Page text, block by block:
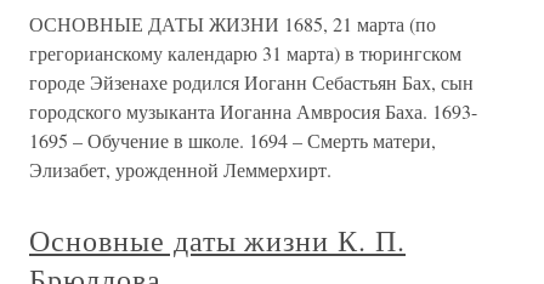
ОСНОВНЫЕ ДАТЫ ЖИЗНИ 1685, 21 марта (по
грегорианскому календарю 31 марта) в тюрингском
городе Эйзенахе родился Иоганн Себастьян Бах, сын
городского музыканта Иоганна Амвросия Баха. 1693-
1695 – Обучение в школе. 1694 – Смерть матери,
Элизабет, урожденной Леммерхирт.
Основные даты жизни К. П.